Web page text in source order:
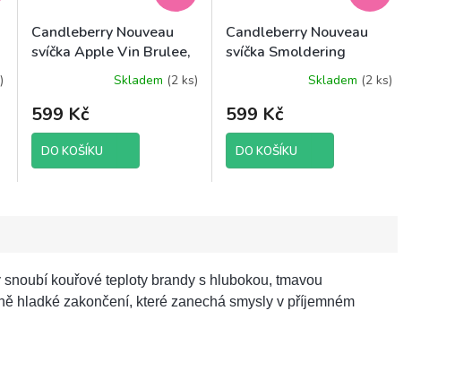
Candleberry Nouveau
svíčka Apple Vin Brulee,
Skladem (2 ks)
599 Kč
DO KOŠÍKU
Candleberry Nouveau
svíčka Smoldering
Vanilla Teakwood, 624 g
Skladem (2 ks)
599 Kč
DO KOŠÍKU
kouřové teploty brandy s hlubokou, tmavou
hladké zakončení, které zanechá smysly v příjemném